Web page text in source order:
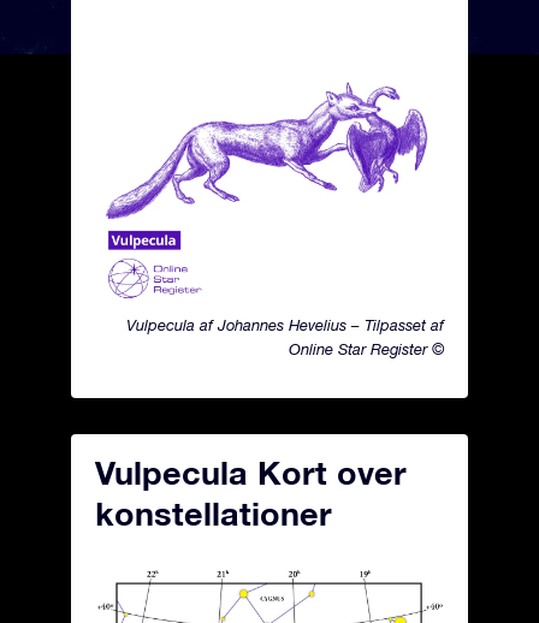
Vulpecula af Johannes Hevelius – Tilpasset af
Online Star Register ©
Vulpecula Kort over
konstellationer